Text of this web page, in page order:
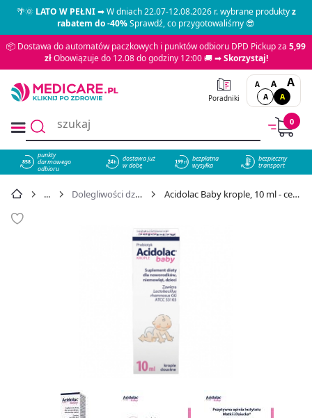
🌴🌞LATO W PEŁNI➡ W dniach 22.07-12.08.2026 r. wybrane produktyz
rabatem do -40%Sprawdź, co przygotowaliśmy 😎
📦 Dostawa do automatów paczkowych i punktów odbioru DPD Pickup za 5,99
złObowiązuje do 12.08 do godziny 12:00 🚚 ➡Skorzystaj!
Poradniki
A A A
A A
0
858
punkty
darmowego
odbioru
dostawa już
w dobę
bezpłatna
wysyłka
bezpieczny
transport
Dolegliwości dziecięce Acidolac Baby krople, 10 ml - cena 42,99 zł